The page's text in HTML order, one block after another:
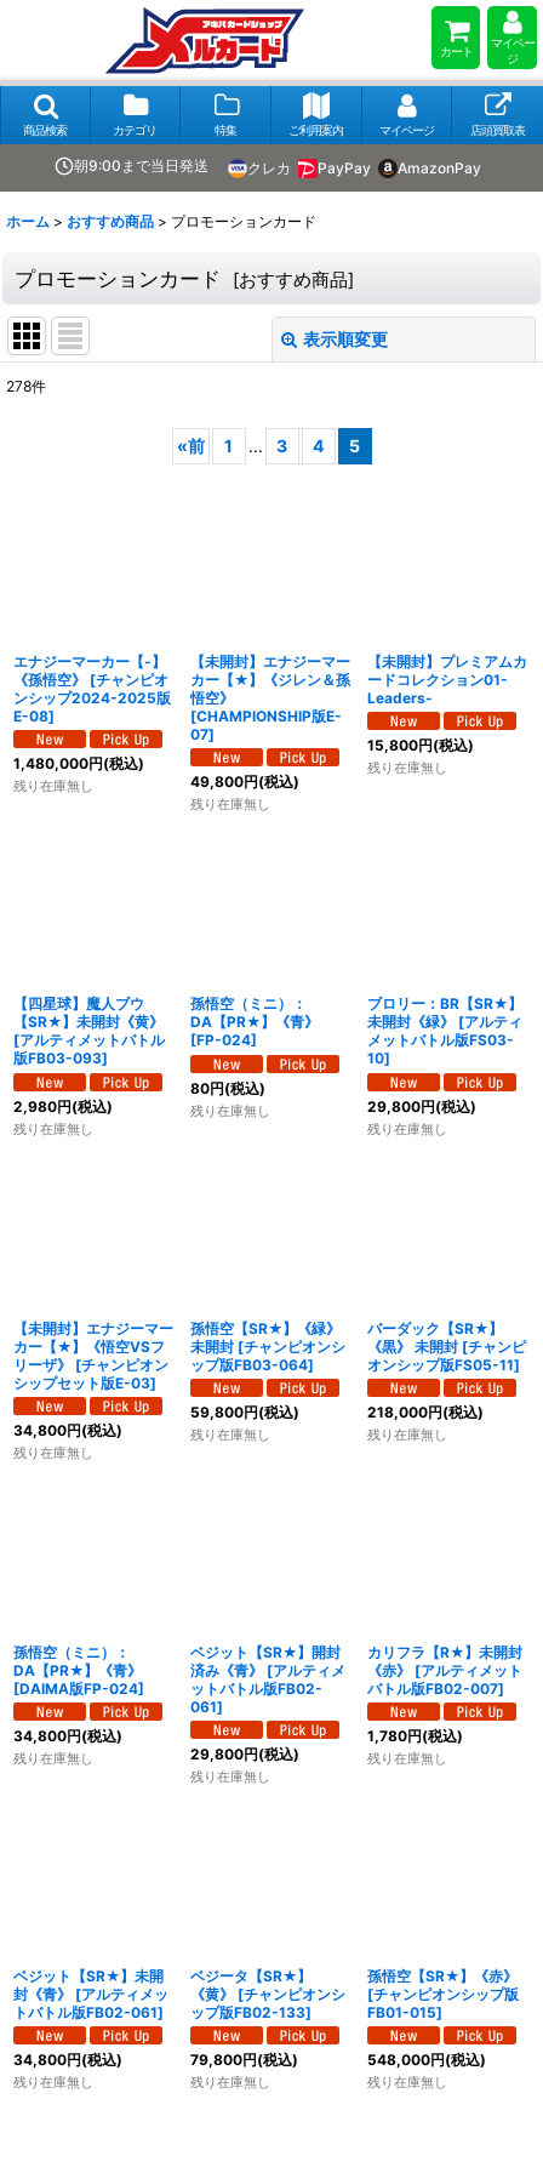
カート
マイペー
ジ
商品検索 カテゴリ 特集 ご利用案内 マイページ 店頭買取表
朝9:00まで当日発送 クレカ PayPay AmazonPay
ホーム > おすすめ商品 > プロモーションカード
プロモーションカード [おすすめ商品]
表示順変更
278件
«前 1 ... 3 4 5
エナジーマーカー【-】
《孫悟空》
[チャンピオ
ンシップ2024-2025版
E-08]
1,480,000円(税込)
残り在庫無し
【未開封】エナジーマー
カー【★】《ジレン＆孫
悟空》
[CHAMPIONSHIP版E-
07]
49,800円(税込)
残り在庫無し
【未開封】プレミアムカ
ードコレクション01-
Leaders-
15,800円(税込)
残り在庫無し
【四星球】魔人ブウ
【SR★】未開封《黄》
[アルティメットバトル
版FB03-093]
2,980円(税込)
残り在庫無し
孫悟空（ミニ）：
DA【PR★】《青》
[FP-024]
80円(税込)
残り在庫無し
ブロリー：BR【SR★】
未開封《緑》
[アルティ
メットバトル版FS03-
10]
29,800円(税込)
残り在庫無し
【未開封】エナジーマー
カー【★】《悟空VSフ
リーザ》
[チャンピオン
シップセット版E-03]
34,800円(税込)
残り在庫無し
孫悟空【SR★】《緑》
未開封 [チャンピオンシ
ップ版FB03-064]
59,800円(税込)
残り在庫無し
バーダック【SR★】
《黒》 未開封 [チャンピ
オンシップ版FS05-11]
218,000円(税込)
残り在庫無し
孫悟空（ミニ）：
DA【PR★】《青》
[DAIMA版FP-024]
34,800円(税込)
残り在庫無し
ベジット【SR★】開封
済み《青》
[アルティメ
ットバトル版FB02-
061]
29,800円(税込)
残り在庫無し
カリフラ【R★】未開封
《赤》
[アルティメット
バトル版FB02-007]
1,780円(税込)
残り在庫無し
ベジット【SR★】未開
封《青》
[アルティメッ
トバトル版FB02-061]
34,800円(税込)
残り在庫無し
ベジータ【SR★】
《黄》
[チャンピオンシ
ップ版FB02-133]
79,800円(税込)
残り在庫無し
孫悟空【SR★】《赤》
[チャンピオンシップ版
FB01-015]
548,000円(税込)
残り在庫無し